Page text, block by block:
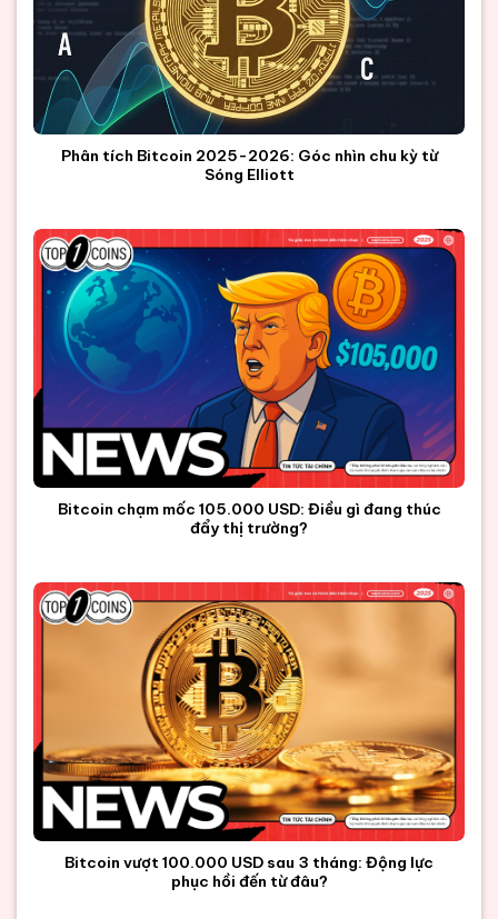
Phân tích Bitcoin 2025-2026: Góc nhìn chu kỳ từ
Sóng Elliott
Bitcoin chạm mốc 105.000 USD: Điều gì đang thúc
đẩy thị trường?
Bitcoin vượt 100.000 USD sau 3 tháng: Động lực
phục hồi đến từ đâu?